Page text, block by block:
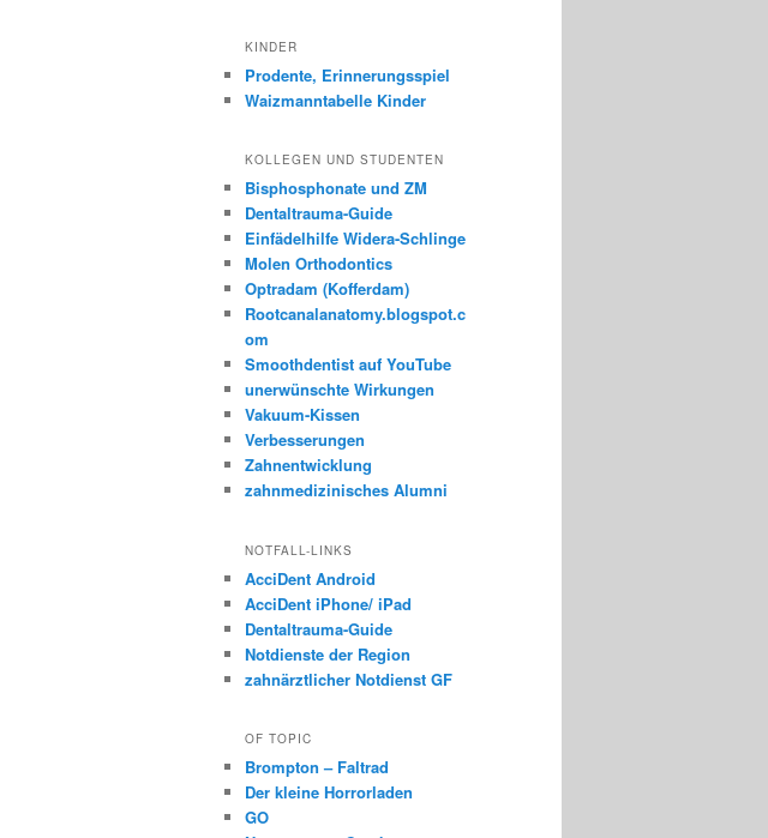
KINDER
Prodente, Erinnerungsspiel
Waizmanntabelle Kinder
KOLLEGEN UND STUDENTEN
Bisphosphonate und ZM
Dentaltrauma-Guide
Einfädelhilfe Widera-Schlinge
Molen Orthodontics
Optradam (Kofferdam)
Rootcanalanatomy.blogspot.c
om
Smoothdentist auf YouTube
unerwünschte Wirkungen
Vakuum-Kissen
Verbesserungen
Zahnentwicklung
zahnmedizinisches Alumni
NOTFALL-LINKS
AcciDent Android
AcciDent iPhone/ iPad
Dentaltrauma-Guide
Notdienste der Region
zahnärztlicher Notdienst GF
OF TOPIC
Brompton – Faltrad
Der kleine Horrorladen
GO